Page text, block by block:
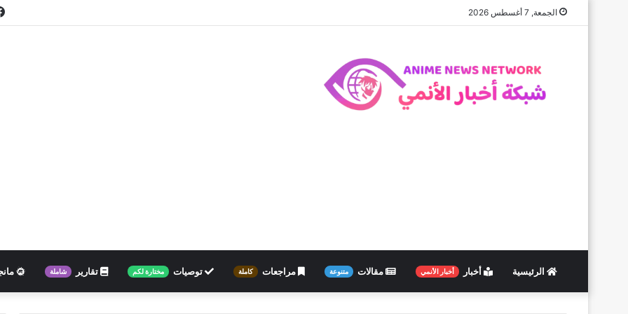
الجمعة, 7 أغسطس 2026
الرئيسية أخبار أخبار الأنمي مقالات متنوعة مراجعات كاملة توصيات مختارة لكم تقارير شاملة